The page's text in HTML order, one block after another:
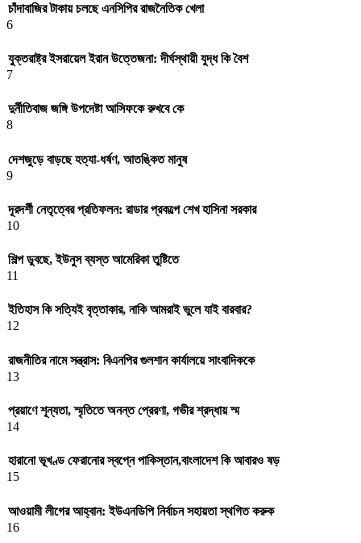
চাঁদাবাজির টাকায় চলছে এনসিপির রাজনৈতিক খেলা
6
যুক্তরাষ্ট্র ইসরায়েল ইরান উত্তেজনা: দীর্ঘস্থায়ী যুদ্ধ কি বৈশ
7
দুর্নীতিবাজ জঙ্গি উপদেষ্টা আসিফকে রুখবে কে
8
দেশজুড়ে বাড়ছে হত্যা-ধর্ষণ, আতঙ্কিত মানুষ
9
দূরদর্শী নেতৃত্বের প্রতিফলন: রাডার প্রকল্পে শেখ হাসিনা সরকার
10
শিল্প ডুবছে, ইউনুস ব্যস্ত আমেরিকা তুষ্টিতে
11
ইতিহাস কি সত্যিই বৃত্তাকার, নাকি আমরাই ভুলে যাই বারবার?
12
রাজনীতির নামে সন্ত্রাস: বিএনপির গুলশান কার্যালয়ে সাংবাদিককে
13
প্রয়াণে শূন্যতা, স্মৃতিতে অনন্ত প্রেরণা, গভীর শ্রদ্ধায় স্ম
14
হারানো ভূখণ্ড ফেরানোর স্বপ্নে পাকিস্তান,বাংলাদেশ কি আবারও ষড়
15
আওয়ামী লীগের আহ্বান: ইউএনডিপি নির্বাচন সহায়তা স্থগিত করুক
16